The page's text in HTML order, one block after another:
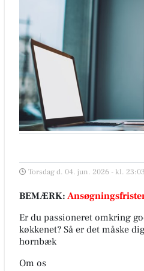
Torsdag d. 04. jun. 2026 - kl. 23:03
BEMÆRK:
Er du passioneret omkring
køkkenet? Så er det måske
hornbæk
Om os